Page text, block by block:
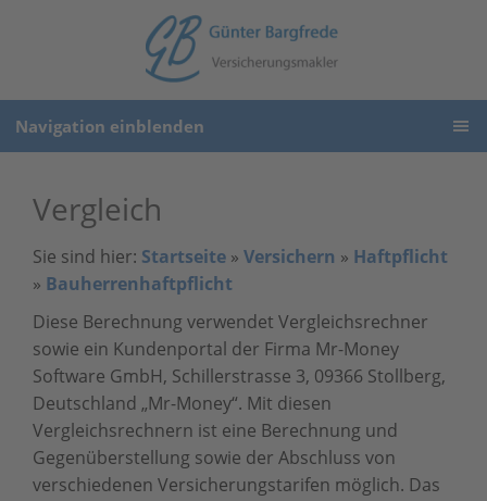
Navigation einblenden
Vergleich
Sie sind hier: Startseite » Versichern » Haftpflicht
» Bauherrenhaftpflicht
Diese Berechnung verwendet Vergleichsrechner
sowie ein Kundenportal der Firma Mr-Money
Software GmbH, Schillerstrasse 3, 09366 Stollberg,
Deutschland „Mr-Money“. Mit diesen
Vergleichsrechnern ist eine Berechnung und
Gegenüberstellung sowie der Abschluss von
verschiedenen Versicherungstarifen möglich. Das